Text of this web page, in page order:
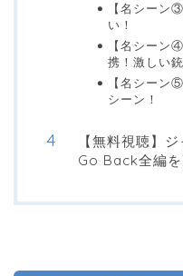
【名シーン
い！
【名シーン
携！激しい
【名シーン
シーン！
【無料視聴】
Go Back全編